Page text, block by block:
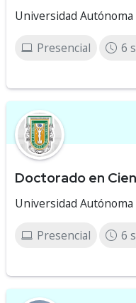
Universidad Autónoma
Presencial 6
Doctorado en
Universidad Autónoma
Presencial 6